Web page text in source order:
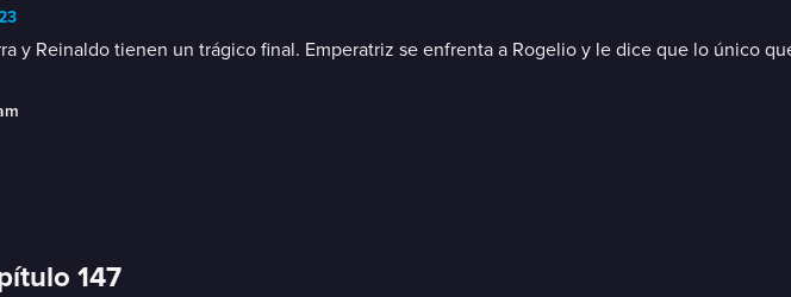
y Reinaldo tienen un trágico final. Emperatriz se enfrenta a Rogelio y le dice que lo único
147